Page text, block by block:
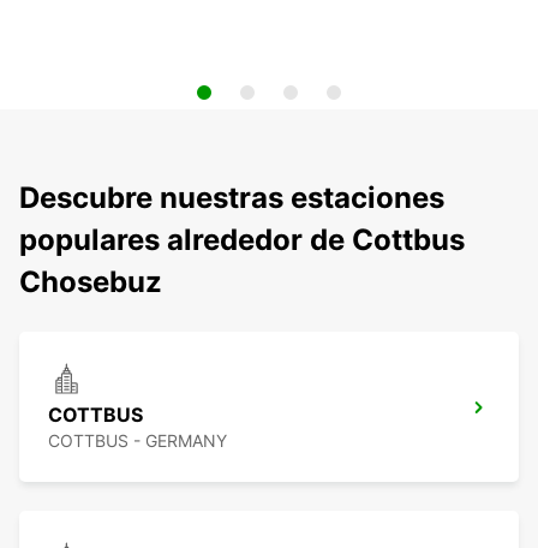
Descubre nuestras estaciones
populares alrededor de Cottbus
Chosebuz
COTTBUS
COTTBUS - GERMANY